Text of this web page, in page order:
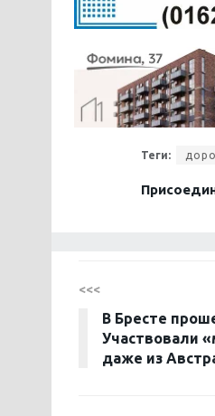
Теги:
<<<
В Бресте
Участвовали
даже из